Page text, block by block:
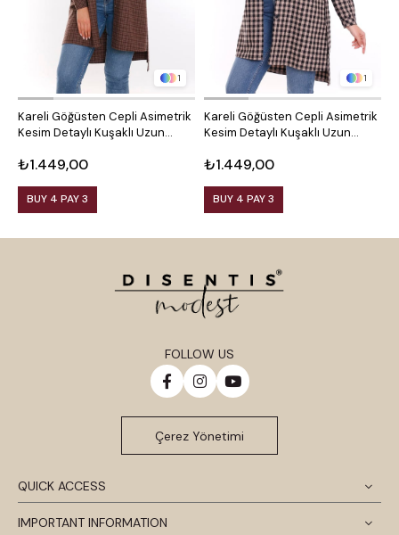
1
Kareli Göğüsten Cepli Asimetrik
Kesim Detaylı Kuşaklı Uzun
₺1.449,00
BUY 4 PAY 3
1
Kareli Göğüsten Cepli Asimetrik
Kesim Detaylı Kuşaklı Uzun
₺1.449,00
BUY 4 PAY 3
QUICK ACCESS
IMPORTANT INFORMATION
FOLLOW US
Çerez Yönetimi